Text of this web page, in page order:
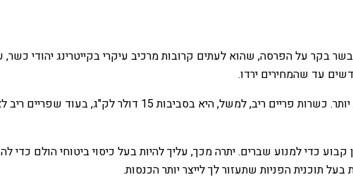
עד שהמחירים ירדו.
כדי למנוע שברים. יתרה מכך, עליך להיות בעל כיסוי ביטוחי הולם כדי
תוכנית הפניות שתעזור לך לייצר יותר הכנסות.